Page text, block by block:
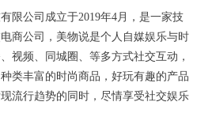
限公司成立于2019年4月，是一家技
商公司，美物说是个人自媒娱乐与时
视频、同城圈、等多方式社交互动，
类丰富的时尚商品，好玩有趣的产品
流行趋势的同时，尽情享受社交娱乐